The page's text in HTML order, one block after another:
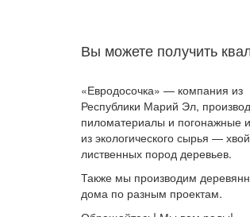
Вы можете получить
«Евродосочка» — компания из
Республики Марий Эл,
пиломатериалы и погонажные
из экологического сырья —
лиственных пород деревьев.
Также мы производим
дома по разным проектам.